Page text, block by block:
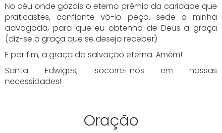
No céu onde gozais o eterno prêmio da caridade que
praticastes, confiante vô-lo peço, sede a minha
advogada, para que eu obtenha de Deus a graça
(diz-se a graça que se deseja receber).
E por fim, a graça da salvação eterna. Amém!
Santa Edwiges, socorrei-nos em nossas
necessidades!
Oração